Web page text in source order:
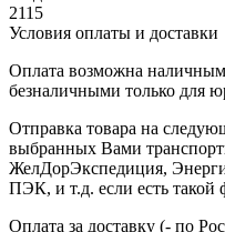
2115
Условия оплаты и доставки
Оплата возможна
безналичными только для
Отправка товара на
выбранных Вами
ЖелДорЭкспедиция,
ПЭК, и т.д. если есть такой
Оплата за доставку (- по